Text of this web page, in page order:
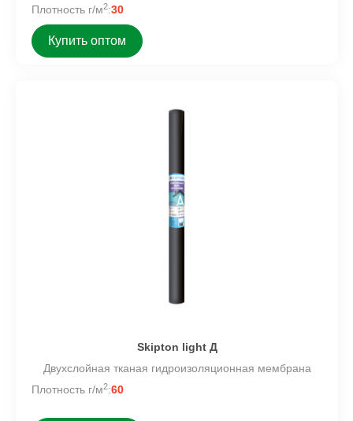
Плотность г/м2:30
Купить оптом
Skipton light Д
Двухслойная тканая гидроизоляционная мембрана
Плотность г/м2:60